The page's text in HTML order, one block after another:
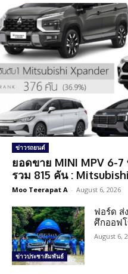
ข่าวรถยนต์
ยอดขาย MINI MPV 6-
รวม 815 คัน :
Moo Teerapat A - August 6, 2026
ข่าวประชาสัมพันธ์
ฟอร์ด ส่
ศึกออฟโ
August 6,